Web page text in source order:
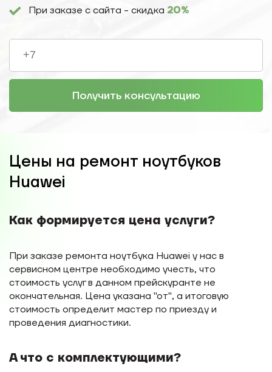
При заказе с сайта - скидка 20%
Получить консультацию
Цены на ремонт ноутбуков
Huawei
Как формируется цена услуги?
При заказе ремонта ноутбука Huawei у нас в
сервисном центре необходимо учесть, что
стоимость услуг в данном прейскуранте не
окончательная. Цена указана "от", а итоговую
стоимость определит мастер по приезду и
проведения диагностики.
А что с комплектующими?